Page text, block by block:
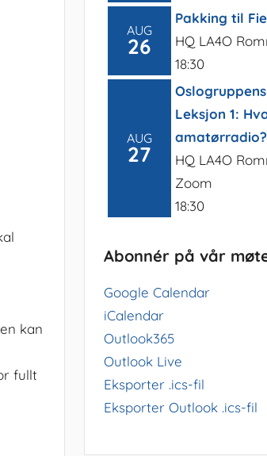
kan
fullt
AUG
26
Pakking til
HQ LA4O
18:30
AUG
27
Leksjon 1:
amatørradio?
HQ LA4O
Zoom
18:30
Abonnér på vår
Google Calendar
iCalendar
Outlook365
Outlook Live
Eksporter .ics-fil
Eksporter Outlook .ics-fil